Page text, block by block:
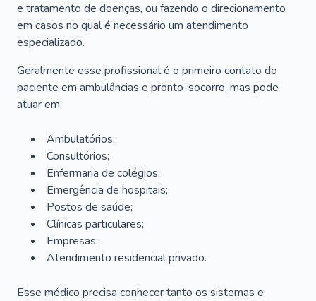
e tratamento de doenças, ou fazendo o direcionamento
em casos no qual é necessário um atendimento
especializado.
Geralmente esse profissional é o primeiro contato do
paciente em ambulâncias e pronto-socorro, mas pode
atuar em:
Ambulatórios;
Consultórios;
Enfermaria de colégios;
Emergência de hospitais;
Postos de saúde;
Clínicas particulares;
Empresas;
Atendimento residencial privado.
Esse médico precisa conhecer tanto os sistemas e